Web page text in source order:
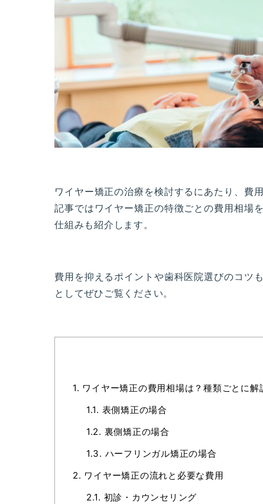
ワイヤー矯正の治療を検討するにあたり、費
記事ではワイヤー矯正の特徴ごとの費用相場
仕組みも紹介します。
費用を抑えるポイントや歯科医院選びのコツ
としてぜひご覧ください。
1. ワイヤー矯正の費用相場は？種類ごとに解
1.1. 表側矯正の場合
1.2. 裏側矯正の場合
1.3. ハーフリンガル矯正の場合
2. ワイヤー矯正の流れと必要な費用
2.1. 初診・カウンセリング